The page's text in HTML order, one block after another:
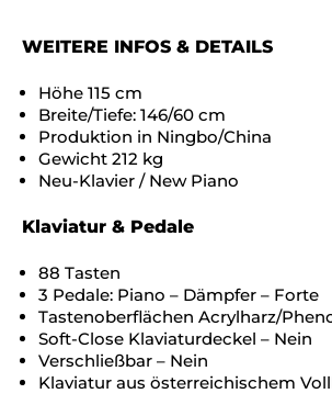
WEITERE INFOS & DETAILS
Höhe 115 cm
Breite/Tiefe: 146/60 cm
Produktion in Ningbo/China
Gewicht 212 kg
Neu-Klavier / New Piano
Klaviatur & Pedale
88 Tasten
3 Pedale: Piano – Dämpfer – Forte
Tastenoberflächen Acrylharz/
Soft-Close Klaviaturdeckel – Nein
Verschließbar – Nein
Klaviatur aus österreichischem